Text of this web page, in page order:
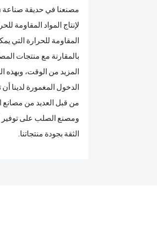
لإنتاج المواد المقاومة
المقاومة للحرارة التي
بالمقارنة مع منتجات
المزيد من الوقت، وبهذه
الدخول المغمورة
من قبل العديد من مصانع
ومصنع الصلب على توفير
الثقة بجودة منتجاتنا.